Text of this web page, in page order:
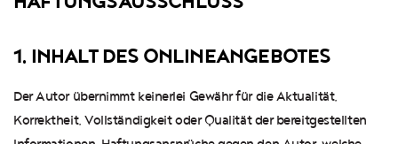
1. INHALT DES ONLINEANGEBOTES
Der Autor übernimmt keinerlei Gewähr für die Aktualität,
Korrektheit, Vollständigkeit oder Qualität der bereitgestellten